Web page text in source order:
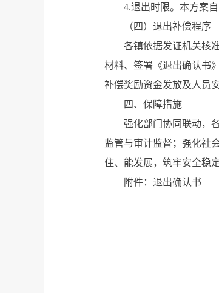
4.退出时限。本方案
（四）退出补偿程序
各镇依据发证机关核
材料、签署《退出确认书
补偿奖励资金发放及人员
四、保障措施
强化部门协同联动，
监管与审计监督；强化社
住、能发展，筑牢安全稳定
附件：退出确认书